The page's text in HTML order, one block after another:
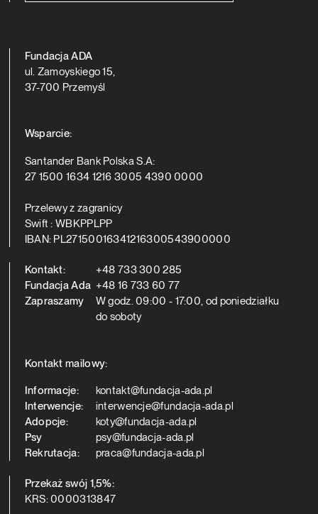
Fundacja ADA
ul. Zamoyskiego 15,
37-700 Przemyśl
Wsparcie:
Santander Bank Polska S.A:
27 1500 1634 1216 3005 4390 0000
Przelewy z zagranicy
Swift : WBKPPLPP
IBAN: PL27150016341216300543900000
Kontakt:
+48 733 300 285
Fundacja Ada +48 16 733 60 77
Zapraszamy
W godz. 09:00 - 17:00, od poniedziałku
do soboty
Kontakt mailowy:
Informacje:
kontakt@fundacja-ada.pl
Interwencje:
interwencje@fundacja-ada.pl
Adopcje:
koty@fundacja-ada.pl
Psy
psy@fundacja-ada.pl
Rekrutacja:
praca@fundacja-ada.pl
Przekaż swój 1,5%:
KRS: 0000313847